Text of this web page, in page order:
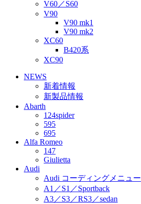
V60／S60
V90
V90 mk1
V90 mk2
XC60
B420系
XC90
NEWS
新着情報
新製品情報
Abarth
124spider
595
695
Alfa Romeo
147
Giulietta
Audi
Audi コーディングメニュー
A1／S1／Sportback
A3／S3／RS3／sedan